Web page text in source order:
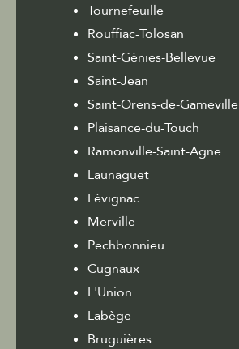
Tournefeuille
Rouffiac-Tolosan
Saint-Génies-Bellevue
Saint-Jean
Saint-Orens-de-Gameville
Plaisance-du-Touch
Ramonville-Saint-Agne
Launaguet
Lévignac
Merville
Pechbonnieu
Cugnaux
L'Union
Labège
Bruguières